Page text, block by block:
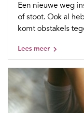
Een nieuwe weg
of stoot. Ook al
komt obstakels
Lees meer